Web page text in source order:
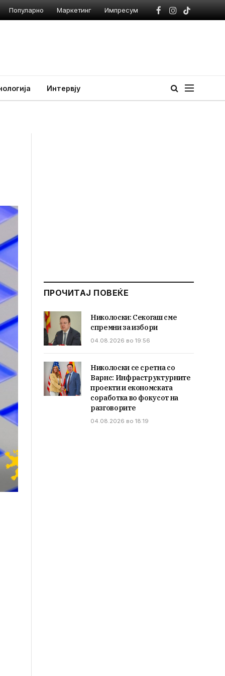
Популарно Маркетинг Импресум
Facebook
Instagram
TikTok
Интервју
ПРОЧИТАЈ ПОВЕЌЕ
Николоски: Секогаш сме
спремни за избори
04.08.2026 во 19:56
Николоски се сретна со
Варнс: Инфраструктурните
проекти и економската
соработка во фокусот на
разговорите
04.08.2026 во 18:19